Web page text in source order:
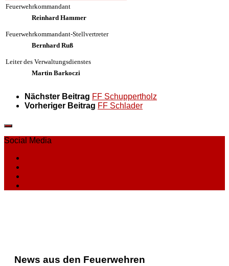
Feuerwehrkommandant
Reinhard Hammer
Feuerwehrkommandant-Stellvertreter
Bernhard Ruß
Leiter des Verwaltungsdienstes
Martin Barkoczi
Nächster Beitrag FF Schuppertholz
Vorheriger Beitrag FF Schlader
Social Media
News aus den Feuerwehren